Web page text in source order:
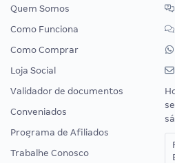
Quem Somos
Como Funciona
Como Comprar
Loja Social
Validador de documentos
Conveniados
Programa de Afiliados
Trabalhe Conosco